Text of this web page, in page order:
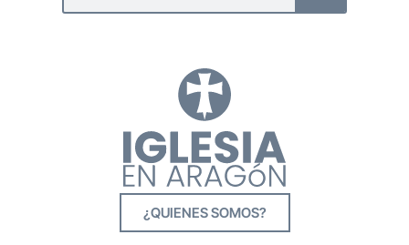
¿QUIENES SOMOS?